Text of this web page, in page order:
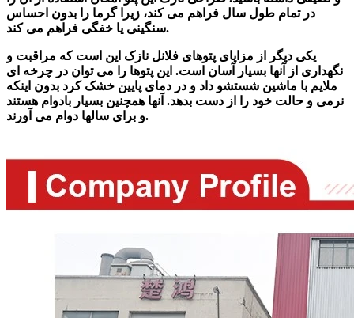
در تمام طول سال فراهم می کند، زیرا گرما را بدون احساس
سنگینی یا خفگی فراهم می کند.
یکی دیگر از مزایای پتوهای فلانل نازک این است که مراقبت و
نگهداری از آنها بسیار آسان است. این پتوها را می توان در چرخه ای
ملایم با ماشین شستشو داد و در دمای پایین خشک کرد بدون اینکه
نرمی و حالت خود را از دست بدهد. آنها همچنین بسیار بادوام هستند
و برای سالها دوام می آورند.